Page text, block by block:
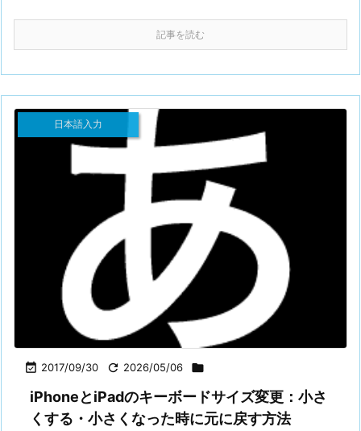
記事を読む
 2017/09/30  2026/05/06 
日本語入力
iPhoneとiPadのキーボードサイズ変更：小さ
くする・小さくなった時に元に戻す方法